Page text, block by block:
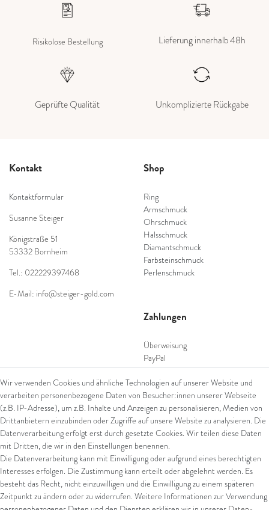
Risikolose Bestellung Lieferung innerhalb 48h
Geprüfte Qualität Unkomplizierte Rückgabe
Kontakt
Kontaktformular
Susanne Steiger
Königstraße 51
53332 Bornheim
Tel.: 022229397468
E-Mail: info@steiger-gold.com
Shop
Ring
Armschmuck
Ohrschmuck
Halsschmuck
Diamantschmuck
Farbsteinschmuck
Perlenschmuck
Zahlungen
Überweisung
PayPal
SEPA Lastschrift
giropay
Kreditkarte
Versand
UPS
FedEx
Wir verwenden Cookies und ähnliche Technologien auf unserer Website und
verarbeiten personenbezogene Daten von Besucher:innen unserer Webseite
(z.B. IP-Adresse), um z.B. Inhalte und Anzeigen zu personalisieren, Medien von
Drittanbietern einzubinden oder Zugriffe auf unsere Website zu analysieren. Die
Datenverarbeitung erfolgt erst durch gesetzte Cookies. Wir teilen diese Daten
mit Dritten, die wir in den Einstellungen benennen.
Die Datenverarbeitung kann mit Einwilligung oder aufgrund eines berechtigten
Interesses erfolgen. Die Zustimmung kann erteilt oder abgelehnt werden. Es
besteht das Recht, nicht einzuwilligen und die Einwilligung zu einem späteren
Zeitpunkt zu ändern oder zu widerrufen. Weitere Informationen zur Verwendung